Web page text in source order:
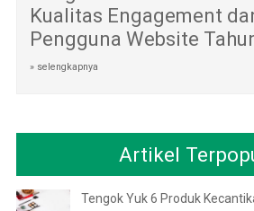
Kualitas Engagement
Pengguna Website
» selengkapnya
Artikel
Tengok Yuk 6 Produk